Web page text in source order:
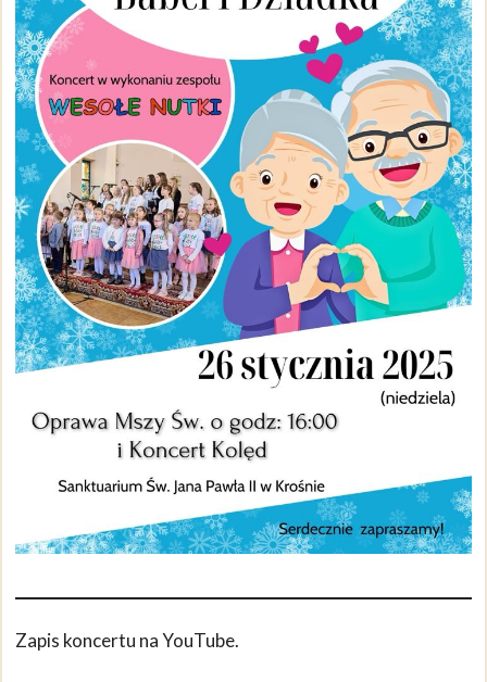
Zapis koncertu na YouTube.